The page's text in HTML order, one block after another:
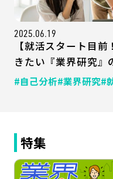
2025.06.19
【就活スタート目
きたい『業界研究』
#自己分析#業界研究#
特集